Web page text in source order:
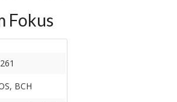
Fokus
BCH